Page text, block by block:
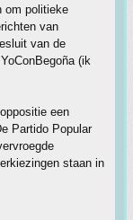
om politieke
van
van de
(ik
een
Partido Popular
staan in